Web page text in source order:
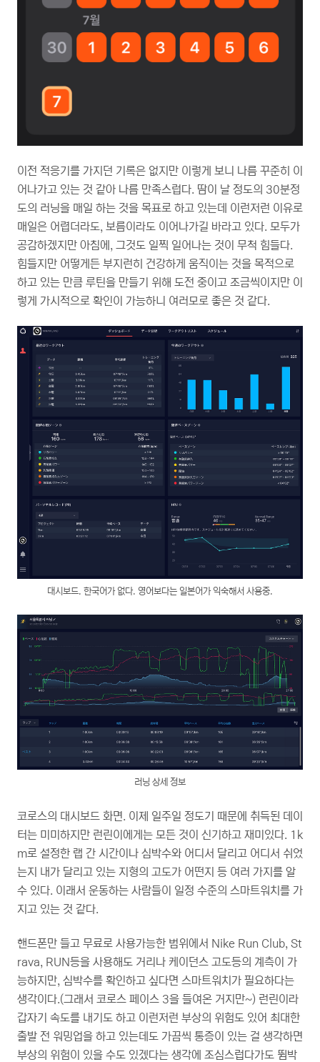
이전 적응기를 가지던 기록은 없지만 이렇게 보니 나름 꾸준히 이
어나가고 있는 것 같아 나름 만족스럽다. 땀이 날 정도의 30분정
도의 러닝을 매일 하는 것을 목표로 하고 있는데 이런저런 이유로
매일은 어렵더라도, 보름이라도 이어나가길 바라고 있다. 모두가
공감하겠지만 아침에, 그것도 일찍 일어나는 것이 무척 힘들다.
힘들지만 어떻게든 부지런히 건강하게 움직이는 것을 목적으로
하고 있는 만큼 루틴을 만들기 위해 도전 중이고 조금씩이지만 이
렇게 가시적으로 확인이 가능하니 여러모로 좋은 것 같다.
대시보드. 한국어가 없다. 영어보다는 일본어가 익숙해서 사용중.
러닝 상세 정보
코로스의 대시보드 화면. 이제 일주일 정도기 때문에 취득된 데이
터는 미미하지만 런린이에게는 모든 것이 신기하고 재미있다. 1k
m로 설정한 랩 간 시간이나 심박수와 어디서 달리고 어디서 쉬었
는지 내가 달리고 있는 지형의 고도가 어떤지 등 여러 가지를 알
수 있다. 이래서 운동하는 사람들이 일정 수준의 스마트워치를 가
지고 있는 것 같다.
핸드폰만 들고 무료로 사용가능한 범위에서 Nike Run Club, St
rava, RUN등을 사용해도 거리나 케이던스 고도등의 계측이 가
능하지만, 심박수를 확인하고 싶다면 스마트워치가 필요하다는
생각이다.(그래서 코로스 페이스 3을 들여온 거지만~) 런린이라
갑자기 속도를 내기도 하고 이런저런 부상의 위험도 있어 최대한
출발 전 워밍업을 하고 있는데도 가끔씩 통증이 있는 걸 생각하면
부상의 위험이 있을 수도 있겠다는 생각에 조심스럽다가도 뜀박